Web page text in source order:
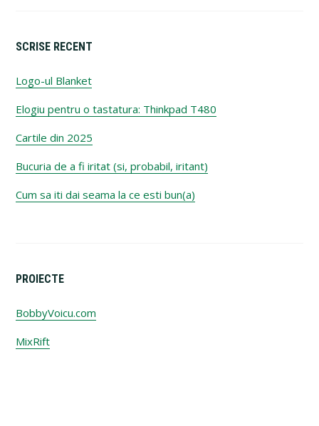
SCRISE RECENT
Logo-ul Blanket
Elogiu pentru o tastatura: Thinkpad T480
Cartile din 2025
Bucuria de a fi iritat (si, probabil, iritant)
Cum sa iti dai seama la ce esti bun(a)
PROIECTE
BobbyVoicu.com
MixRift